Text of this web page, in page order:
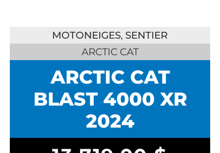
MOTONEIGES, SENTIER
ARCTIC CAT
ARCTIC CAT
BLAST 4000 XR
2024